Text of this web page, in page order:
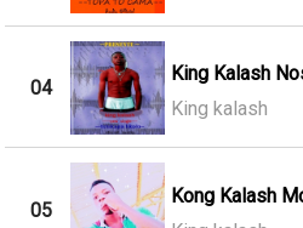
04
King Kalash
King kalash
05
Kong Kalash